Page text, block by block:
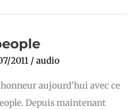
2011 / audio
aujourd’hui avec ce
Depuis maintenant